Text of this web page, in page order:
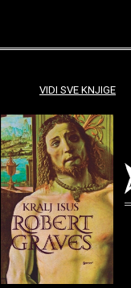
VIDI SVE KNJIGE